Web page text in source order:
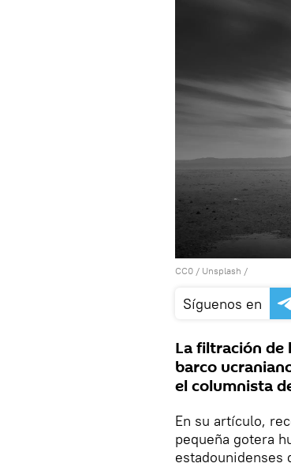
CC0 / Unsplash /
Síguenos en
La filtración de
barco
el columnista
En su artículo,
pequeña gotera
estadounidenses